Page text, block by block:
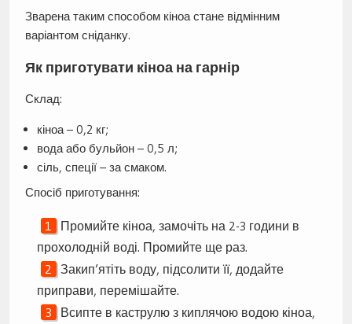
Зварена таким способом кіноа стане відмінним
варіантом сніданку.
Як приготувати кіноа на гарнір
Склад:
кіноа – 0,2 кг;
вода або бульйон – 0,5 л;
сіль, спеції – за смаком.
Спосіб приготування:
Промийте кіноа, замочіть на 2-3 години в
прохолодній воді. Промийте ще раз.
Закип’ятіть воду, підсолити її, додайте
приправи, перемішайте.
Всипте в каструлю з киплячою водою кіноа,